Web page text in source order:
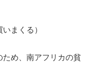
まくる）
ため、南アフリカの貧